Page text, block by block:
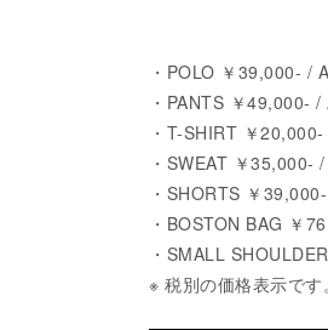
・POLO ￥39,000- /
・PANTS ￥49,000-
・T-SHIRT ￥
・SWEAT ￥35,000-
・SHORTS ￥
・BOSTON BAG ￥
・SMALL
※ 税別の価格表示です